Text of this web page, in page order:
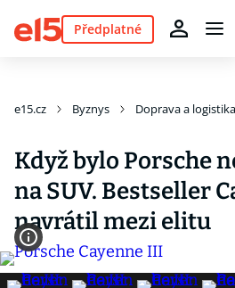
Předplatné
e15.cz Byznys Doprava a logistika
Když bylo Porsche
na SUV. Bestseller
navrátil mezi elitu